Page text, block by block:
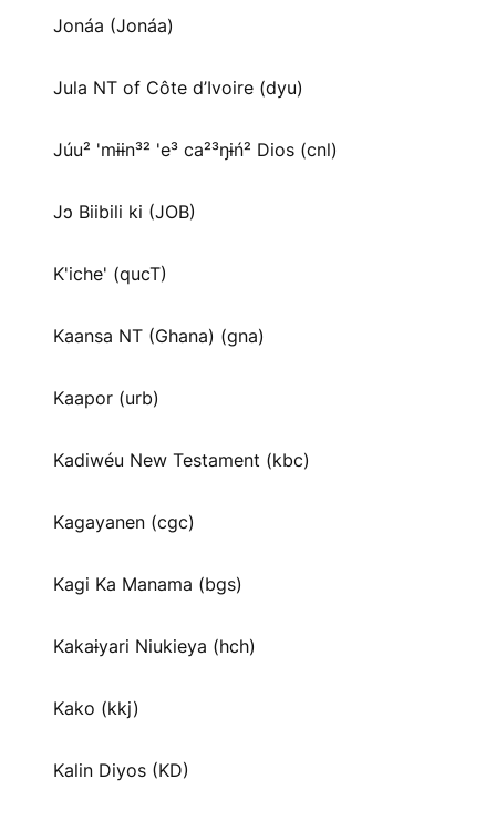
Jonáa (Jonáa)
Jula NT of Côte d’Ivoire (dyu)
Júu² 'mɨɨn³² 'e³ ca²³ŋɨń² Dios (cnl)
Jɔ Biibili ki (JOB)
K'iche' (qucT)
Kaansa NT (Ghana) (gna)
Kaapor (urb)
Kadiwéu New Testament (kbc)
Kagayanen (cgc)
Kagi Ka Manama (bgs)
Kakaɨyari Niukieya (hch)
Kako (kkj)
Kalin Diyos (KD)